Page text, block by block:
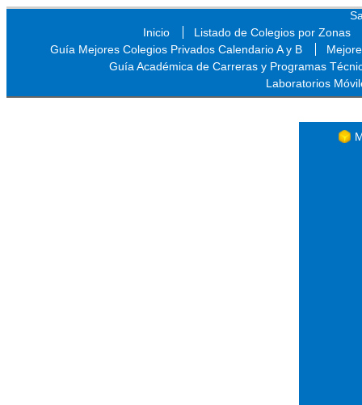
Inicio
Listado de Colegios por Zonas
Guía Mejores Colegios Privados Calendario A y B
Guía Académica de Carreras y Programas
Laboratorios